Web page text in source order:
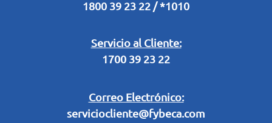
1800 39 23 22 / *1010
Servicio al Cliente:
1700 39 23 22
Correo Electrónico:
serviciocliente@fybeca.com
Términos y condiciones sorteo partido de fútbol "Tu ídolo"